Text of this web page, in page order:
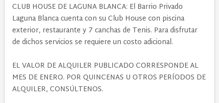
CLUB HOUSE DE LAGUNA BLANCA: El Barrio Privado
Laguna Blanca cuenta con su Club House con piscina
exterior, restaurante y 7 canchas de Tenis. Para disfrutar
de dichos servicios se requiere un costo adicional.
EL VALOR DE ALQUILER PUBLICADO CORRESPONDE AL
MES DE ENERO. POR QUINCENAS U OTROS PERÍODOS DE
ALQUILER, CONSÚLTENOS.